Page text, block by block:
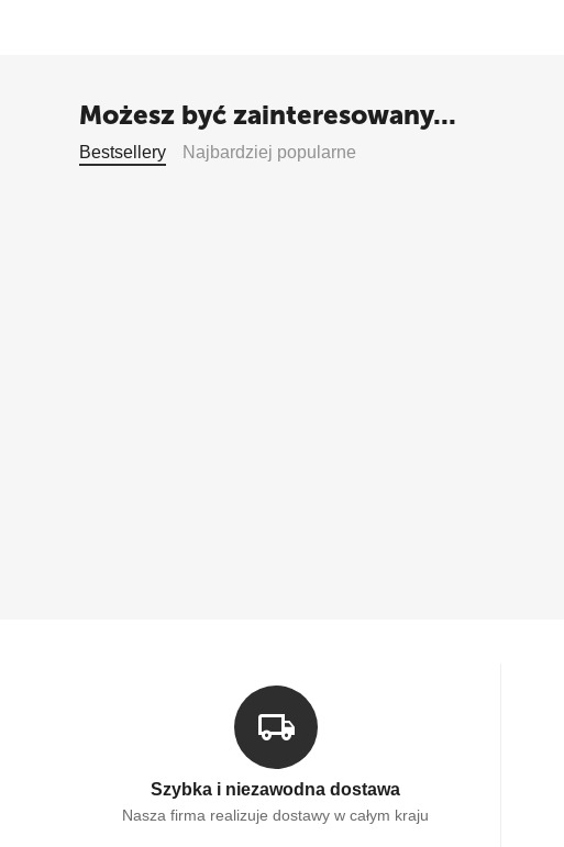
Możesz być zainteresowany...
Bestsellery Najbardziej popularne
Szybka i niezawodna dostawa
Nasza firma realizuje dostawy w całym kraju